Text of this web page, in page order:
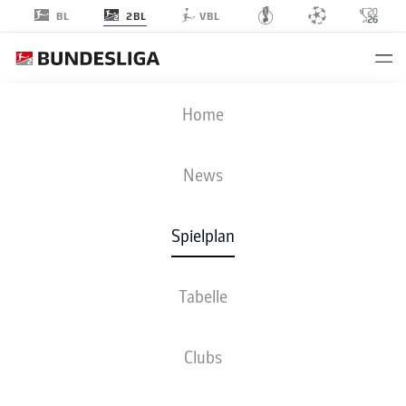
BL 2BL VBL
Home
News
Spielplan
Tabelle
Clubs
BOC
AUFSTELLUNGEN
Fr., 12.02.2027 - So., 14.02.2027